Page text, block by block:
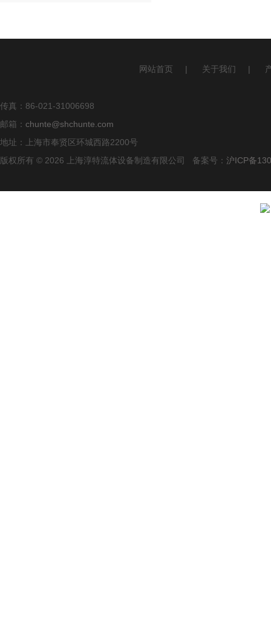
网站首页 | 关于我们 |
传真：86-021-31006698
邮箱： chunte@shchunte.com
地址：上海市奉贤区环城西路2200号
版权所有 © 2026 上海淳特流体设备制造有限公司 备案号： 沪ICP备